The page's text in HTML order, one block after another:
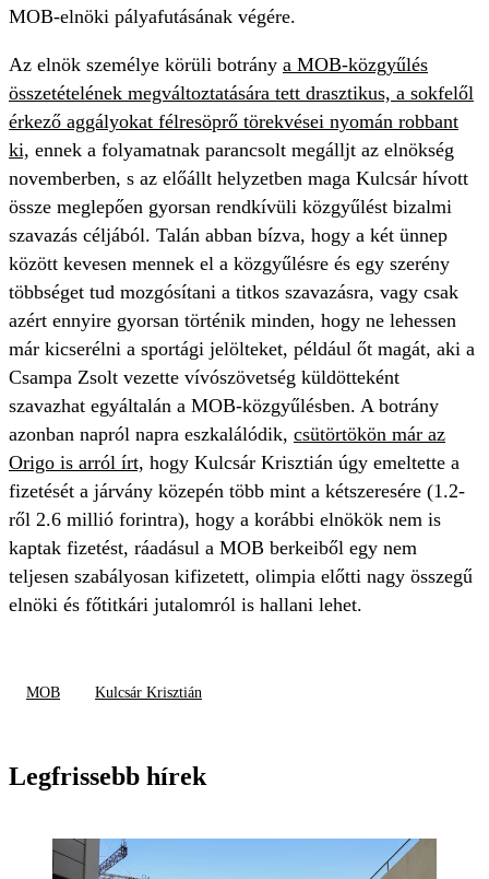
MOB-elnöki pályafutásának végére.
Az elnök személye körüli botrány a MOB-közgyűlés
összetételének megváltoztatására tett drasztikus, a sokfelől
érkező aggályokat félresöprő törekvései nyomán robbant
ki, ennek a folyamatnak parancsolt megálljt az elnökség
novemberben, s az előállt helyzetben maga Kulcsár hívott
össze meglepően gyorsan rendkívüli közgyűlést bizalmi
szavazás céljából. Talán abban bízva, hogy a két ünnep
között kevesen mennek el a közgyűlésre és egy szerény
többséget tud mozgósítani a titkos szavazásra, vagy csak
azért ennyire gyorsan történik minden, hogy ne lehessen
már kicserélni a sportági jelölteket, például őt magát, aki a
Csampa Zsolt vezette vívószövetség küldötteként
szavazhat egyáltalán a MOB-közgyűlésben. A botrány
azonban napról napra eszkalálódik, csütörtökön már az
Origo is arról írt, hogy Kulcsár Krisztián úgy emeltette a
fizetését a járvány közepén több mint a kétszeresére (1.2-
ről 2.6 millió forintra), hogy a korábbi elnökök nem is
kaptak fizetést, ráadásul a MOB berkeiből egy nem
teljesen szabályosan kifizetett, olimpia előtti nagy összegű
elnöki és főtitkári jutalomról is hallani lehet.
MOB Kulcsár Krisztián
Legfrissebb hírek